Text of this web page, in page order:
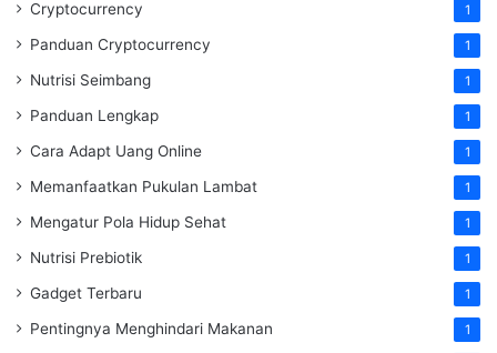
Cryptocurrency 1
Panduan Cryptocurrency 1
Nutrisi Seimbang 1
Panduan Lengkap 1
Cara Adapt Uang Online 1
Memanfaatkan Pukulan Lambat 1
Mengatur Pola Hidup Sehat 1
Nutrisi Prebiotik 1
Gadget Terbaru 1
Pentingnya Menghindari Makanan 1